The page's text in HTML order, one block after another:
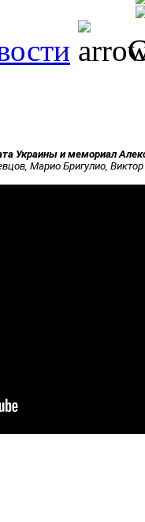
Украины и мемориал
Марио Бригулио,